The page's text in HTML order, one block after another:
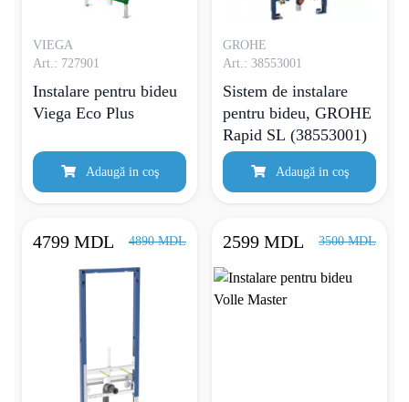
VIEGA
Art.: 727901
Instalare pentru bideu
Viega Eco Plus
Adaugă in coş
GROHE
Art.: 38553001
Sistem de instalare
pentru bideu, GROHE
Rapid SL (38553001)
Adaugă in coş
4799 MDL 4890 MDL 2599 MDL 3500 MDL